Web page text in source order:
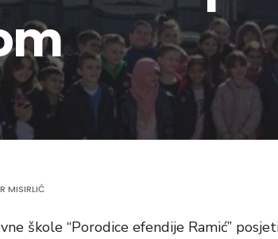
MISIRLIĆ
škole “Porodice efendije Ramić”